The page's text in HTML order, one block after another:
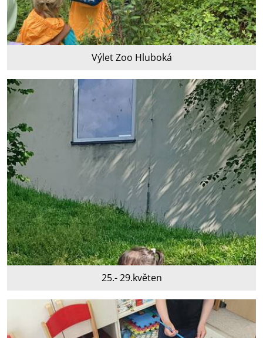
Výlet Zoo Hluboká
25.- 29.květen